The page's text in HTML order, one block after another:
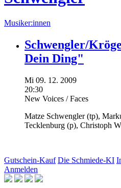
Musiker:innen
Schwengler/
Dein Ding"
Mi 09. 12. 2009
20:30
New Voices / Faces
Matze Schwengler(tp),
Tecklenburg (p), Christoph
Gutschein-Kauf Die Schmiede-KI
Anmelden